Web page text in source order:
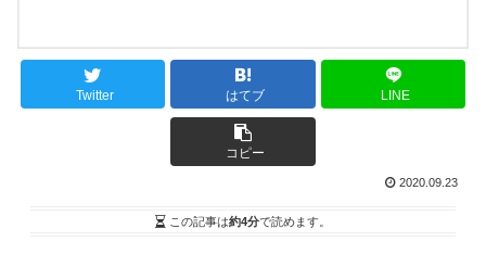
Twitter はてブ LINE
コピー
2020.09.23
この記事は約4分で読めます。